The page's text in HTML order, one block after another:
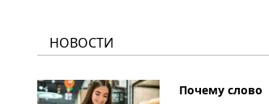
НОВОСТИ
Почему слово